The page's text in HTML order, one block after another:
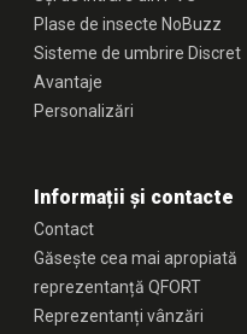
Plase de insecte NoBuzz
Sisteme de umbrire Discret
Avantaje
Personalizări
Informații și contacte
Contact
Găsește cea mai apropiată
reprezentanță QFORT
Reprezentanți vânzări